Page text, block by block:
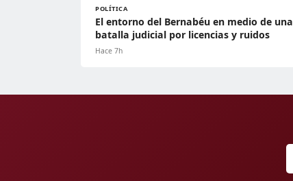
POLÍTICA
El entorno del Bernabéu en medio de una
batalla judicial por licencias y ruidos
Hace 7h